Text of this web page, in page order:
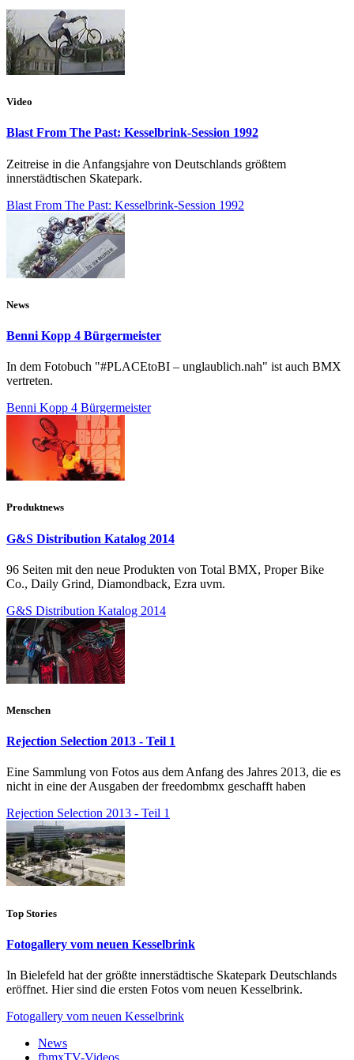
Video
Blast From The Past: Kesselbrink-Session 1992
Zeitreise in die Anfangsjahre von Deutschlands größtem
innerstädtischen Skatepark.
Blast From The Past: Kesselbrink-Session 1992
News
Benni Kopp 4 Bürgermeister
In dem Fotobuch "#PLACEtoBI – unglaublich.nah" ist auch BMX
vertreten.
Benni Kopp 4 Bürgermeister
Produktnews
G&S Distribution Katalog 2014
96 Seiten mit den neue Produkten von Total BMX, Proper Bike
Co., Daily Grind, Diamondback, Ezra uvm.
G&S Distribution Katalog 2014
Menschen
Rejection Selection 2013 - Teil 1
Eine Sammlung von Fotos aus dem Anfang des Jahres 2013, die es
nicht in eine der Ausgaben der freedombmx geschafft haben
Rejection Selection 2013 - Teil 1
Top Stories
Fotogallery vom neuen Kesselbrink
In Bielefeld hat der größte innerstädtische Skatepark Deutschlands
eröffnet. Hier sind die ersten Fotos vom neuen Kesselbrink.
Fotogallery vom neuen Kesselbrink
News
fbmxTV-Videos